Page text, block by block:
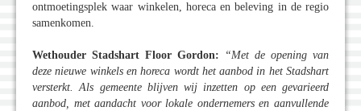
ontmoetingsplek waar winkelen, horeca en beleving in de regio
samenkomen.
Wethouder Stadshart Floor Gordon:
“Met de opening van
deze nieuwe winkels en horeca wordt het aanbod in het Stadshart
versterkt. Als gemeente blijven wij inzetten op een gevarieerd
aanbod, met aandacht voor lokale ondernemers en aanvullende